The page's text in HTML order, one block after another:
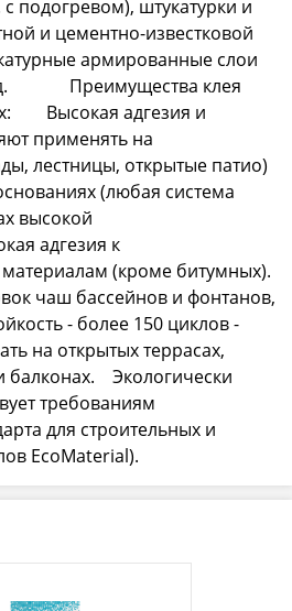
с подогревом), штукатурки и
и цементно-известковой
армированные слои
Преимущества клея
Высокая адгезия и
применять на
лестницы, открытые патио)
(любая система
высокой
адгезия к
(кроме битумных).
чаш бассейнов и фонтанов,
- более 150 циклов -
на открытых террасах,
балконах. Экологически
требованиям
для строительных и
EcoMaterial).